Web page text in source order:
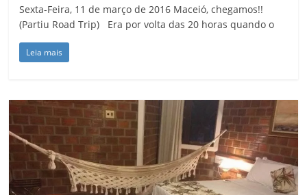
Sexta-Feira, 11 de março de 2016 Maceió, chegamos!!
(Partiu Road Trip) Era por volta das 20 horas quando o
Leia mais